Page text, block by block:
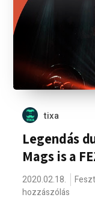
tixa
Legendás
Mags is a
2020.02.18.
hozzászólás